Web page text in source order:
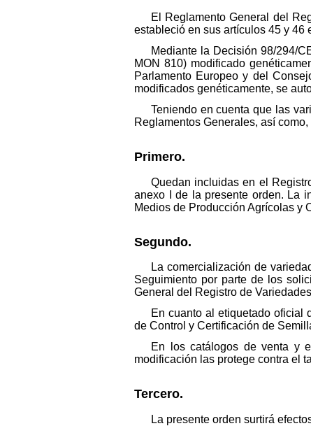
El Reglamento General del
estableció en sus artículos 45 y 46
Mediante la Decisión 98/294/
MON 810) modificado
Parlamento Europeo y del
modificados genéticamente, se
Teniendo en cuenta que las
Reglamentos Generales, así
Primero.
Quedan incluidas en el
anexo I de la presente orden. La
Medios de Producción Agrícolas y
Segundo.
La comercialización de
Seguimiento por parte de los
General del Registro de
En cuanto al etiquetado oficial
de Control y Certificación de
En los catálogos de venta y
modificación las protege contra el
Tercero.
La presente orden surtirá